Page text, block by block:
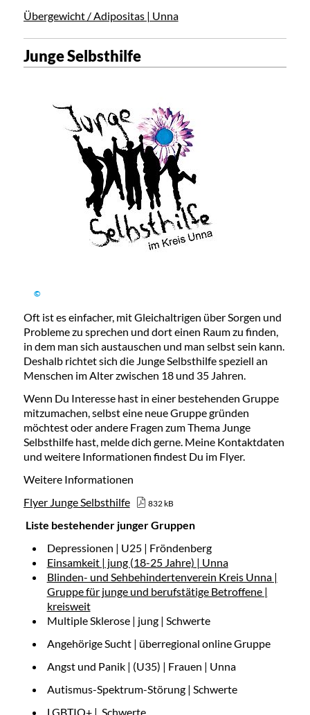
Übergewicht / Adipositas | Unna
Junge Selbsthilfe
©
Oft ist es einfacher, mit Gleichaltrigen über Sorgen und
Probleme zu sprechen und dort einen Raum zu finden,
in dem man sich austauschen und man selbst sein kann.
Deshalb richtet sich die Junge Selbsthilfe speziell an
Menschen im Alter zwischen 18 und 35 Jahren.
Wenn Du Interesse hast in einer bestehenden Gruppe
mitzumachen, selbst eine neue Gruppe gründen
möchtest oder andere Fragen zum Thema Junge
Selbsthilfe hast, melde dich gerne. Meine Kontaktdaten
und weitere Informationen findest Du im Flyer.
Weitere Informationen
Flyer Junge Selbsthilfe
832 kB
Liste bestehender junger Gruppen
Depressionen | U25 | Fröndenberg
Einsamkeit | jung (18-25 Jahre) | Unna
Blinden- und Sehbehindertenverein Kreis Unna |
Gruppe für junge und berufstätige Betroffene |
kreisweit
Multiple Sklerose | jung | Schwerte
Angehörige Sucht | überregional online Gruppe
Angst und Panik | (U35) | Frauen | Unna
Autismus-Spektrum-Störung | Schwerte
LGBTIQ+ | Schwerte